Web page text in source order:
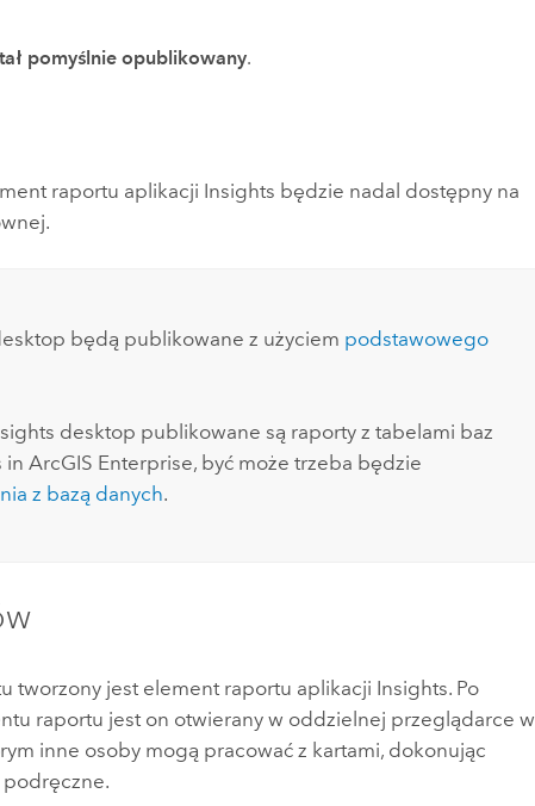
pomyślnie opublikowany.
raportu aplikacji Insights będzie nadal dostępny na
będą publikowane z użyciem podstawowego
desktop publikowane są raporty z tabelami baz
in ArcGIS Enterprise, być może trzeba będzie
z bazą danych.
tworzony jest element raportu aplikacji Insights. Po
raportu jest on otwierany w oddzielnej przeglądarce w
inne osoby mogą pracować z kartami, dokonując